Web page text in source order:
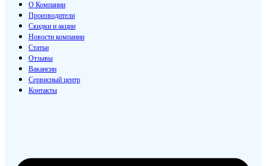
О Компании
Производители
Скидки и акции
Новости компании
Статьи
Отзывы
Вакансии
Сервисный центр
Контакты